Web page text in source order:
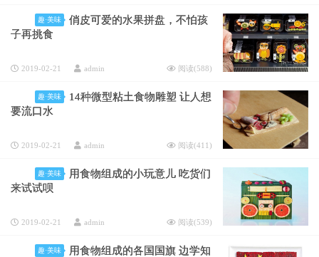
趣·美味
俏皮可爱的水果拼盘，不怕孩
子再挑食
2019-02-21 admin 阅读(588)
趣·美味
14种微型粘土食物雕塑 让人想
要流口水
2019-02-21 admin 阅读(411 )
趣·美味
用食物组成的小玩意儿 吃货们
来试试呗
2019-02-21 admin 阅读(539)
趣·美味
用食物组成的各国国旗 边学知